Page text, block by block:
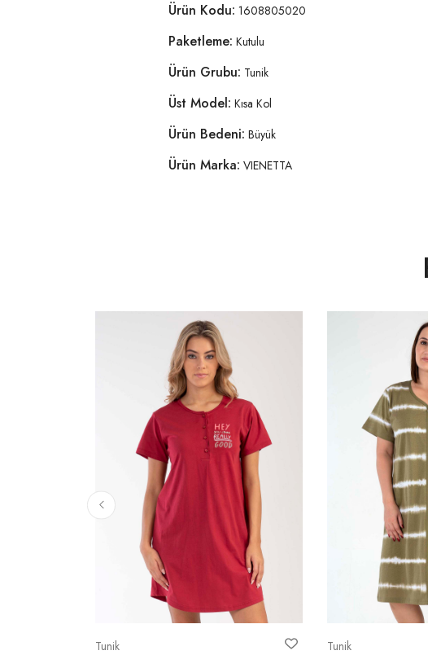
Ürün Kodu: 1608805020
Paketleme: Kutulu
Ürün Grubu: Tunik
Üst Model: Kısa Kol
Ürün Bedeni: Büyük
Ürün Marka: VIENETTA
Tunik Tunik